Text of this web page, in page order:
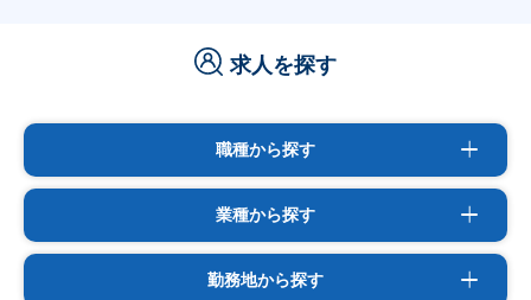
求人を探す
職種から探す
業種から探す
勤務地から探す